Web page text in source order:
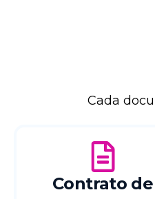
Cada
Contrato de